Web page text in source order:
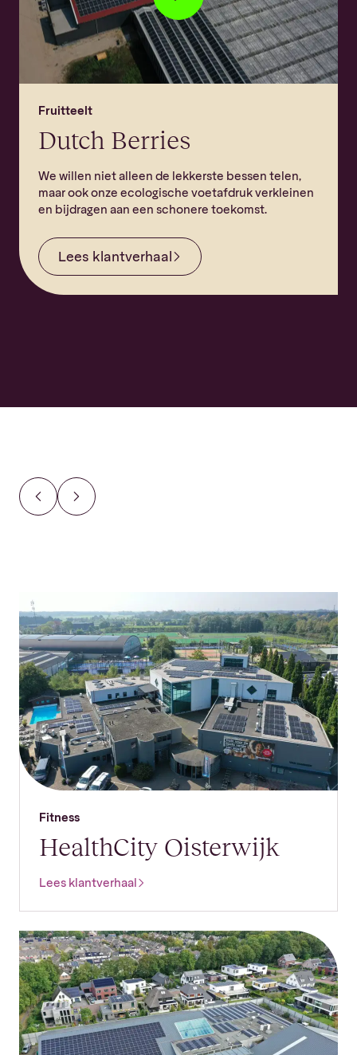
Fruitteelt
Dutch Berries
We willen niet alleen de lekkerste bessen telen,
maar ook onze ecologische voetafdruk verkleinen
en bijdragen aan een schonere toekomst.
Lees klantverhaal
Fitness
HealthCity Oisterwijk
Lees klantverhaal